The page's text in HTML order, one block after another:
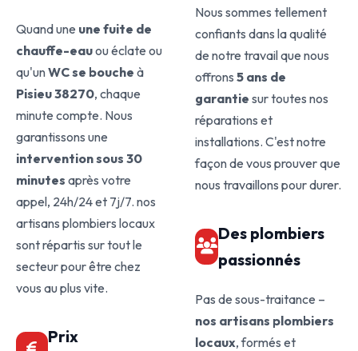
Quand une une fuite de
chauffe-eauou éclate ou
qu'unWC se bouche à
Pisieu 38270, chaque
minute compte. Nous
garantissons une
intervention sous 30
minutes après votre
appel, 24h/24 et 7j/7. nos
artisans plombiers locaux
sont répartis sur tout le
secteur pour être chez
vous au plus vite.
Prix
Nous sommes tellement
confiants dans la qualité
de notre travail que nous
offrons 5 ans de
garantie sur toutes nos
réparations et
installations. C'est notre
façon de vous prouver que
nous travaillons pour durer.
Des plombiers
passionnés
Pas de sous-traitance –
nos artisans plombiers
locaux, formés et